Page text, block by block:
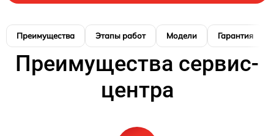
Преимущества Этапы работ Модели Гарантия
Преимущества сервис-
центра